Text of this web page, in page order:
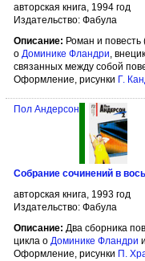
авторская книга, 1994 год
Издательство: Фабула
Описание: Роман и повесть
о Доминике Фландри ,
связанных между собой
Оформление, рисунки Г.
Пол Андерсон
Собрание сочинений в
авторская книга, 1993 год
Издательство: Фабула
Описание: Два сборника
цикла о Доминике Фландри
Оформление, рисунки П.